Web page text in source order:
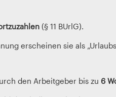
(§ 11 BUrlG).
erscheinen sie als
den Arbeitgeber bis zu 6